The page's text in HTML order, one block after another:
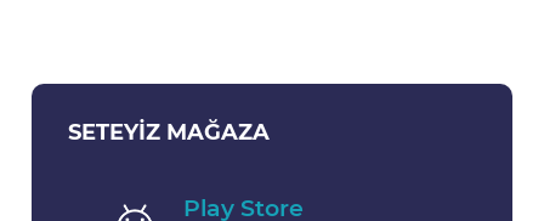
SETEYIZ MAĞAZA
Play Store